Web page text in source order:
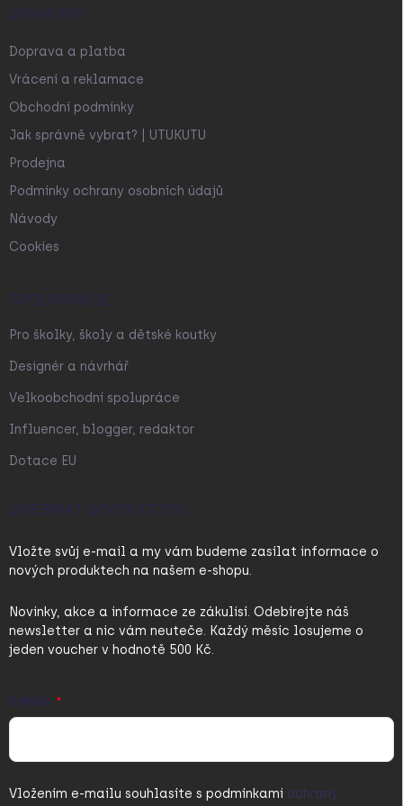
O NÁKUPU
Doprava a platba
Vrácení a reklamace
Obchodní podmínky
Jak správně vybrat? | UTUKUTU
Prodejna
Podmínky ochrany osobních údajů
Návody
Cookies
SPOLUPRÁCE
Pro školky, školy a dětské koutky
Designér a návrhář
Velkoobchodní spolupráce
Influencer, blogger, redaktor
Dotace EU
ODEBÍRAT NEWSLETTER
Vložte svůj e-mail a my vám budeme zasílat informace o
nových produktech na našem e-shopu.
Novinky, akce a informace ze zákulisí. Odebírejte náš
newsletter a nic vám neuteče. Každý měsíc losujeme o
jeden voucher v hodnotě 500 Kč.
E-MAIL
Vložením e-mailu souhlasíte s podmínkami ochrany